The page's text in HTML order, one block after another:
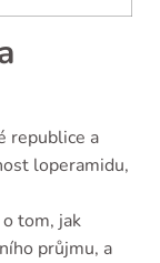
republice a
loperamidu,
tom, jak
průjmu, a